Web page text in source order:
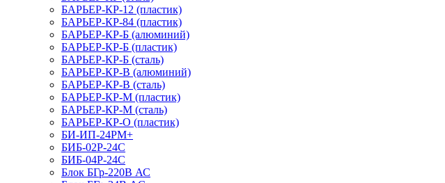
БАРЬЕР-КР-12 (пластик)
БАРЬЕР-КР-84 (пластик)
БАРЬЕР-КР-Б (алюминий)
БАРЬЕР-КР-Б (пластик)
БАРЬЕР-КР-Б (сталь)
БАРЬЕР-КР-В (алюминий)
БАРЬЕР-КР-В (сталь)
БАРЬЕР-КР-М (пластик)
БАРЬЕР-КР-М (сталь)
БАРЬЕР-КР-О (пластик)
БИ-ИП-24РМ+
БИБ-02Р-24С
БИБ-04Р-24С
Блок БГр-220В АС